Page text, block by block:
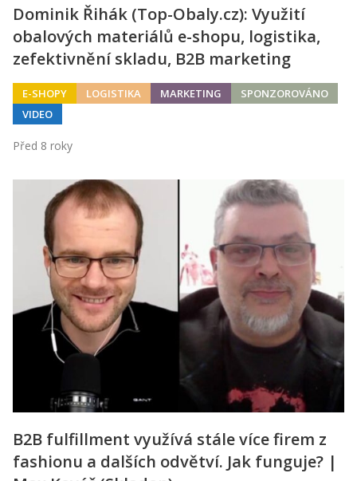
Dominik Řihák (Top-Obaly.cz): Využití
obalových materiálů e-shopu, logistika,
zefektivnění skladu, B2B marketing
E-SHOPY LOGISTIKA MARKETING
SPONZOROVÁNO
VIDEO
Před 8 roky
B2B fulfillment využívá stále více firem z
fashionu a dalších odvětví. Jak funguje? |